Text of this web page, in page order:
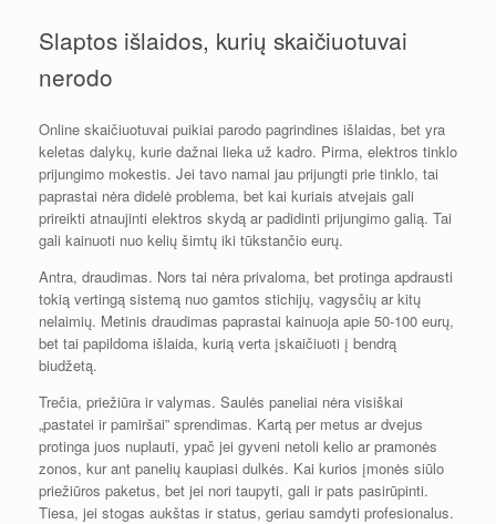
Slaptos išlaidos, kurių skaičiuotuvai
nerodo
Online skaičiuotuvai puikiai parodo pagrindines išlaidas, bet yra
keletas dalykų, kurie dažnai lieka už kadro. Pirma, elektros tinklo
prijungimo mokestis. Jei tavo namai jau prijungti prie tinklo, tai
paprastai nėra didelė problema, bet kai kuriais atvejais gali
prireikti atnaujinti elektros skydą ar padidinti prijungimo galią. Tai
gali kainuoti nuo kelių šimtų iki tūkstančio eurų.
Antra, draudimas. Nors tai nėra privaloma, bet protinga apdrausti
tokią vertingą sistemą nuo gamtos stichijų, vagysčių ar kitų
nelaimių. Metinis draudimas paprastai kainuoja apie 50-100 eurų,
bet tai papildoma išlaida, kurią verta įskaičiuoti į bendrą
biudžetą.
Trečia, priežiūra ir valymas. Saulės paneliai nėra visiškai
„pastatei ir pamiršai” sprendimas. Kartą per metus ar dvejus
protinga juos nuplauti, ypač jei gyveni netoli kelio ar pramonės
zonos, kur ant panelių kaupiasi dulkės. Kai kurios įmonės siūlo
priežiūros paketus, bet jei nori taupyti, gali ir pats pasirūpinti.
Tiesa, jei stogas aukštas ir status, geriau samdyti profesionalus.